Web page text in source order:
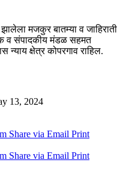
मजकुर बातम्या व जाहिराती
व संपादकीय मंडळ सहमत
क्षेत्र कोपरगाव राहिल.
13, 2024
Share via Email Print
Share via Email Print